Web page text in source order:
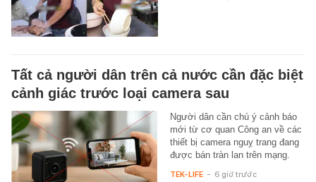
Tất cả người dân trên cả nước cần đặc biệt
cảnh giác trước loại camera sau
Người dân cần chú ý cảnh báo
mới từ cơ quan Công an về các
thiết bị camera nguỵ trang đang
được bán tràn lan trên mạng.
TEK-LIFE - 6 giờ trước